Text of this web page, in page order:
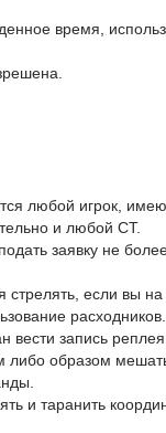
время,
любой игрок,
и любой СТ.
заявку не
стрелять, если вы на
расходников.
вести запись реплея.
либо образом
и таранить